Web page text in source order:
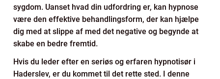
sygdom. Uanset hvad din udfordring er, kan hypnose
være den effektive behandlingsform, der kan hjælpe
dig med at slippe af med det negative og begynde at
skabe en bedre fremtid.
Hvis du leder efter en seriøs og erfaren hypnotisør i
Haderslev, er du kommet til det rette sted. I denne